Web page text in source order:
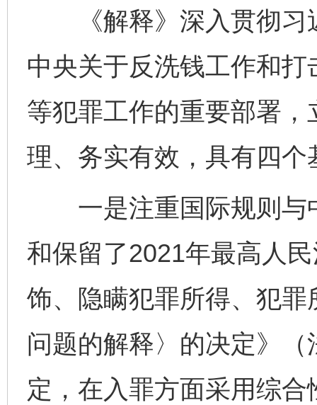
《解释》深入贯彻习
中央关于反洗钱工作和
等犯罪工作的重要部署
理、务实有效，具有四个
一是注重国际规则与
和保留了2021年最高人
饰、隐瞒犯罪所得、犯
问题的解释〉的决定》
定，在入罪方面采用综